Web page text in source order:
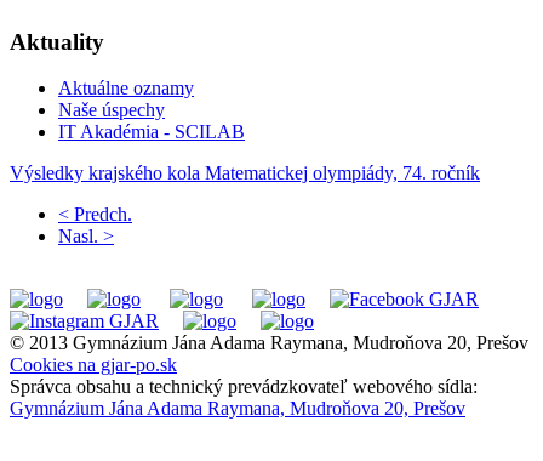
Aktuality
Aktuálne oznamy
Naše úspechy
IT Akadémia - SCILAB
Výsledky krajského kola Matematickej olympiády, 74. ročník
< Predch.
Nasl. >
© 2013 Gymnázium Jána Adama Raymana, Mudroňova 20, Prešov
Cookies na gjar-po.sk
Správca obsahu a technický prevádzkovateľ webového sídla:
Gymnázium Jána Adama Raymana, Mudroňova 20, Prešov